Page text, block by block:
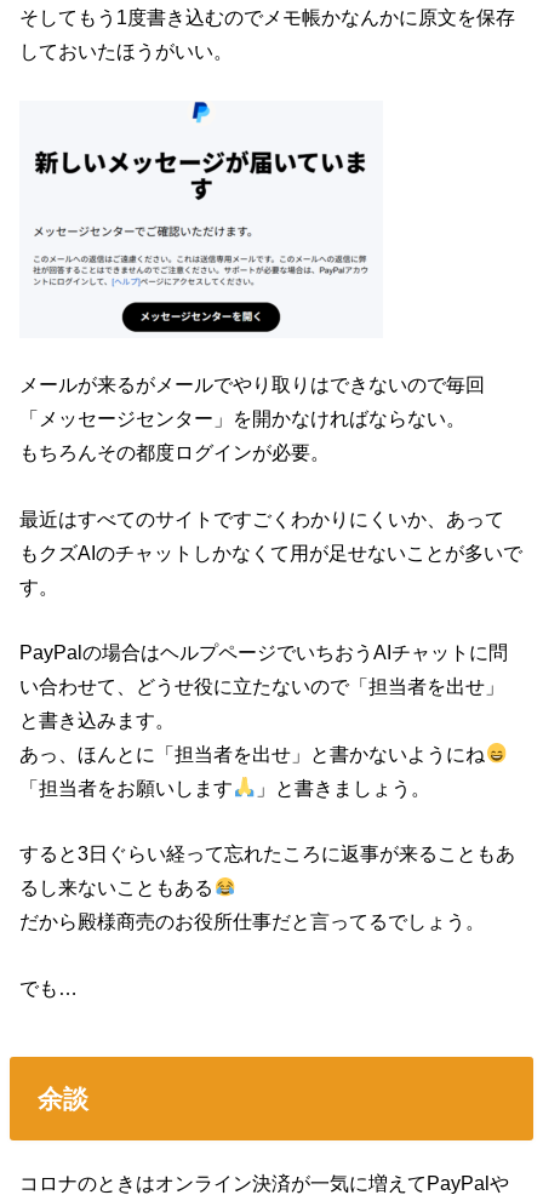
そしてもう1度書き込むのでメモ帳かなんかに原文を保存
しておいたほうがいい。
メールが来るがメールでやり取りはできないので毎回
「メッセージセンター」を開かなければならない。
もちろんその都度ログインが必要。
最近はすべてのサイトですごくわかりにくいか、あって
もクズAIのチャットしかなくて用が足せないことが多いで
す。
PayPalの場合はヘルプページでいちおうAIチャットに問
い合わせて、どうせ役に立たないので「担当者を出せ」
と書き込みます。
あっ、ほんとに「担当者を出せ」と書かないようにね
「担当者をお願いします
」と書きましょう。
すると3日ぐらい経って忘れたころに返事が来ることもあ
るし来ないこともある
だから殿様商売のお役所仕事だと言ってるでしょう。
でも…
余談
コロナのときはオンライン決済が一気に増えてPayPalや